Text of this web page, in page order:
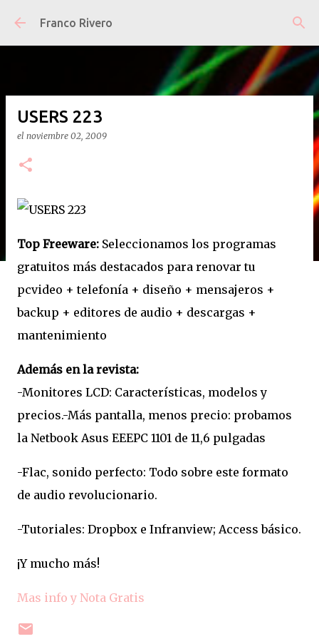
Ir al contenido principal
Franco Rivero
USERS 223
el noviembre 02, 2009
Top Freeware: Seleccionamos los programas
gratuitos más destacados para renovar tu
pcvideo + telefonía + diseño + mensajeros +
backup + editores de audio + descargas +
mantenimiento
Además en la revista:
-Monitores LCD: Características, modelos y
precios.-Más pantalla, menos precio: probamos
la Netbook Asus EEEPC 1101 de 11,6 pulgadas
-Flac, sonido perfecto: Todo sobre este formato
de audio revolucionario.
-Tutoriales: Dropbox e Infranview; Access básico.
¡Y mucho más!
Mas info y Nota Gratis